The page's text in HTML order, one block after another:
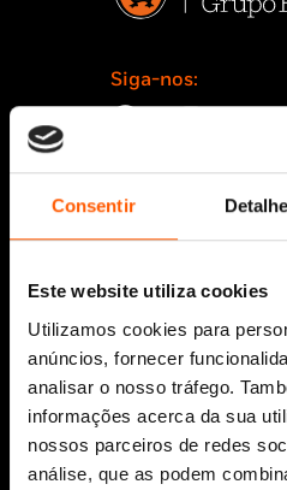
Consentir
Este website utiliza cookies
Utilizamos cookies para
anúncios, fornecer
analisar o nosso tráfego.
informações acerca da sua
nossos parceiros de redes
análise, que as podem
Siga-nos:
Aviso Legal
Política de Cookies
Ajuda, Termos e
© 2026 Penguin
Editorial Unipessoal
Todos os direitos
Desenvolvido por